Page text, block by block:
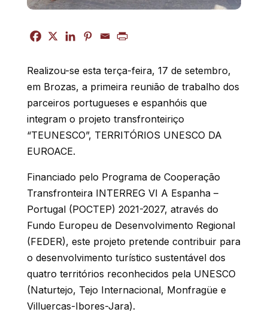
Realizou-se esta terça-feira, 17 de setembro,
em Brozas, a primeira reunião de trabalho dos
parceiros portugueses e espanhóis que
integram o projeto transfronteiriço
“TEUNESCO”, TERRITÓRIOS UNESCO DA
EUROACE.
Financiado pelo Programa de Cooperação
Transfronteira INTERREG VI A Espanha –
Portugal (POCTEP) 2021-2027, através do
Fundo Europeu de Desenvolvimento Regional
(FEDER), este projeto pretende contribuir para
o desenvolvimento turístico sustentável dos
quatro territórios reconhecidos pela UNESCO
(Naturtejo, Tejo Internacional, Monfragüe e
Villuercas-Ibores-Jara).